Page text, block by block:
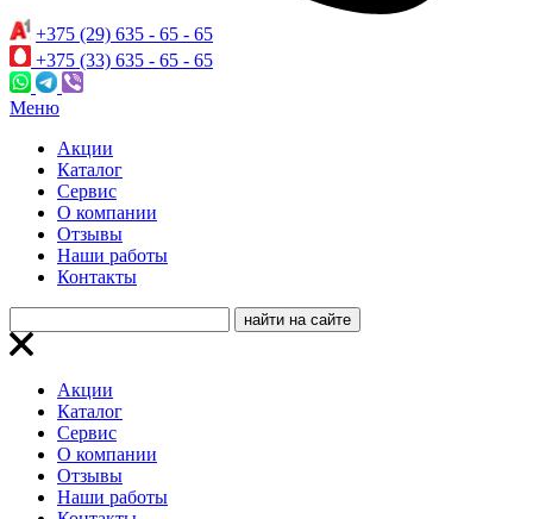
+375 (29) 635 - 65 - 65
+375 (33) 635 - 65 - 65
Меню
Акции
Каталог
Сервис
О компании
Отзывы
Наши работы
Контакты
Акции
Каталог
Сервис
О компании
Отзывы
Наши работы